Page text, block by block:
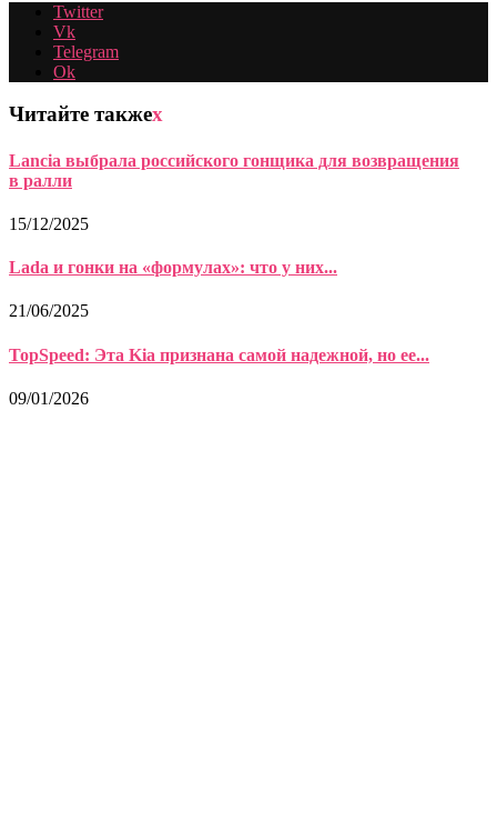
Twitter
Vk
Telegram
Ok
Читайте такжеx
Lancia выбрала российского гонщика для возвращения
в ралли
15/12/2025
Lada и гонки на «формулах»: что у них...
21/06/2025
TopSpeed: Эта Kia признана самой надежной, но ее...
09/01/2026